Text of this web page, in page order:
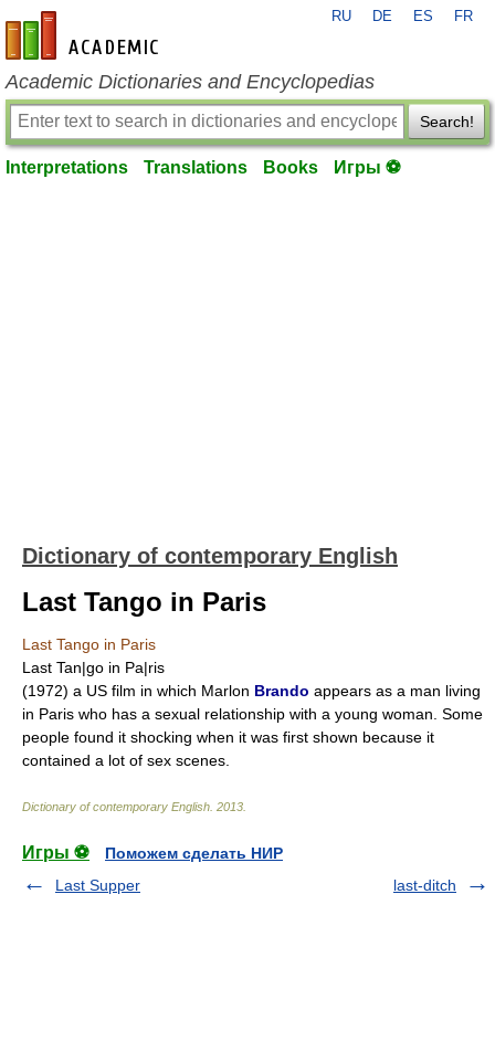
en-academic.com
RU DE ES FR
Academic Dictionaries and Encyclopedias
Search!
Interpretations Translations Books Игры ⚽
Dictionary of contemporary English
Last Tango in Paris
Last Tango in Paris
Last Tan|go in Pa|ris
(1972) a US film in which Marlon Brando appears as a man living
in Paris who has a sexual relationship with a young woman. Some
people found it shocking when it was first shown because it
contained a lot of sex scenes.
Dictionary of contemporary English 2013
Игры ⚽
Поможем сделать НИР
Last Supper
last-ditch